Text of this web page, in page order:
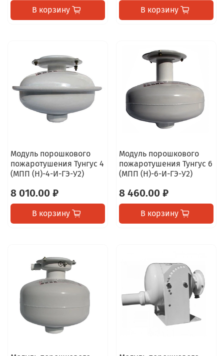
В корзину В корзину
Модуль порошкового
пожаротушения Тунгус 4
(МПП (Н)-4-И-ГЭ-У2)
8 010.00 ₽
В корзину
Модуль порошкового
пожаротушения Тунгус 6
(МПП (Н)-6-И-ГЭ-У2)
8 460.00 ₽
В корзину